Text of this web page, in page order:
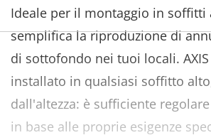
Ideale per il montaggio in soffitti
semplifica la riproduzione di
di sottofondo nei tuoi locali.
installato in qualsiasi soffitto
dall'altezza: è sufficiente
in base alle proprie esigenze